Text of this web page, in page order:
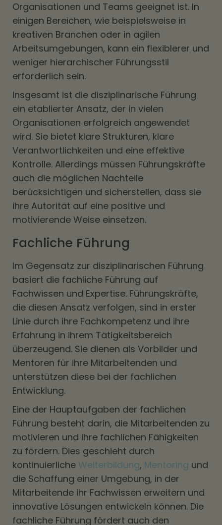
Organisationen und Teams geeignet ist. In
einigen Bereichen, wie beispielsweise in
kreativen Branchen oder in agilen
Arbeitsumgebungen, kann ein flexiblerer und
weniger hierarchischer Führungsstil
erforderlich sein.
Insgesamt ist die disziplinarische Führung
ein etablierter Ansatz, der in vielen
Organisationen erfolgreich angewendet
wird. Sie bietet klare Strukturen, klare
Verantwortlichkeiten und eine effektive
Kontrolle. Allerdings müssen Führungskräfte
auch die möglichen Nachteile
berücksichtigen und sicherstellen, dass sie
ihre Autorität auf eine positive und
motivierende Weise einsetzen.
Fachliche Führung
Im Gegensatz zur disziplinarischen Führung
basiert die fachliche Führung auf
Fachwissen und Expertise. Führungskräfte,
die diesen Ansatz verfolgen, sind in erster
Linie durch ihre Fachkompetenz und ihre
Erfahrung in ihrem Tätigkeitsbereich
überzeugend. Sie dienen als Vorbilder und
Mentoren für ihre Mitarbeitenden und
unterstützen diese bei der fachlichen
Entwicklung.
Eine der Hauptaufgaben der fachlichen
Führung besteht darin, die Mitarbeitenden zu
motivieren und ihre fachlichen Fähigkeiten
zu fördern. Dies geschieht durch
kontinuierliche Weiterbildung, Mentoring und
die Schaffung einer Umgebung, in der
Mitarbeitende ihr Fachwissen erweitern und
innovative Lösungen entwickeln können. Die
fachliche Führung fördert auch den